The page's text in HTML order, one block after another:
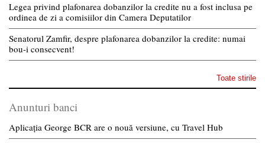
Legea privind plafonarea dobanzilor la credite nu a fost inclusa pe
ordinea de zi a comisiilor din Camera Deputatilor
Senatorul Zamfir, despre plafonarea dobanzilor la credite: numai
bou-i consecvent!
Toate stirile
Anunturi banci
Aplicația George BCR are o nouă versiune, cu Travel Hub